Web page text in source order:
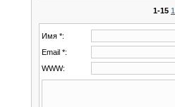
1-15
Имя *:
Email *:
WWW: